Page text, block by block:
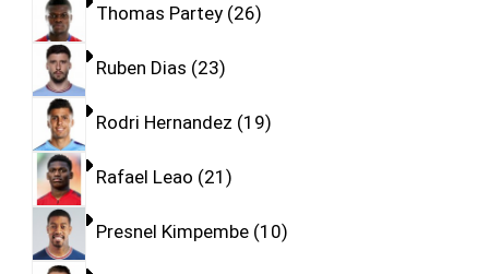
Thomas Partey 26
Ruben Dias 23
Rodri Hernandez 19
Rafael Leao 21
Presnel Kimpembe 10